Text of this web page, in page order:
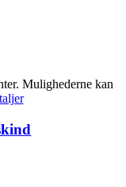
Mulighederne kan